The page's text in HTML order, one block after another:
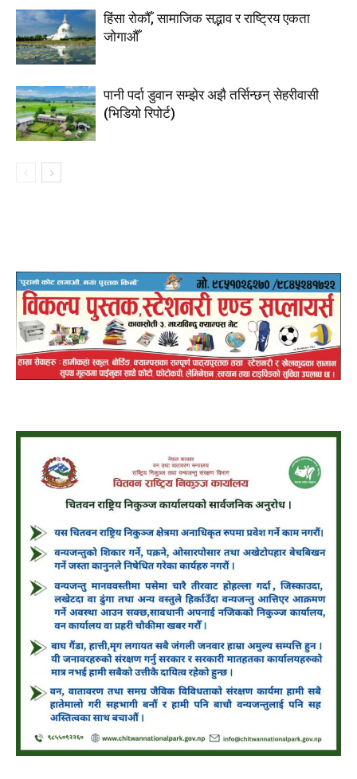
हिंसा रोकौँ, सामाजिक सद्भाव र राष्ट्रिय एकता
जोगाऔँ
पानी पर्दा डुवान सम्झेर अझै तर्सिन्छन् सेहरीवासी
(भिडियो रिपोर्ट)